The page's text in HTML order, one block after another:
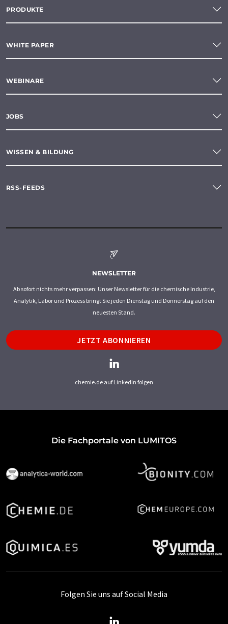
PRODUKTE
WHITE PAPER
WEBINARE
JOBS
WISSEN & BILDUNG
RSS-FEEDS
NEWSLETTER
Ab sofort nichts mehr verpassen: Unser Newsletter für die chemische Industrie,
Analytik, Labor und Prozess bringt Sie jeden Dienstag und Donnerstag auf den
neuesten Stand.
JETZT ABONNIEREN
chemie.de auf LinkedIn folgen
Die Fachportale von LUMITOS
Folgen Sie uns auf Social Media